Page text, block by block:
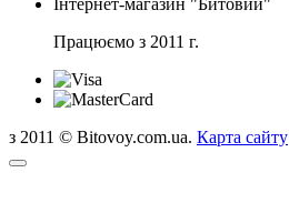
Інтернет-магазин "Битовий"
Працюємо з 2011 г.
з 2011 © Bitovoy.com.ua. Карта сайту